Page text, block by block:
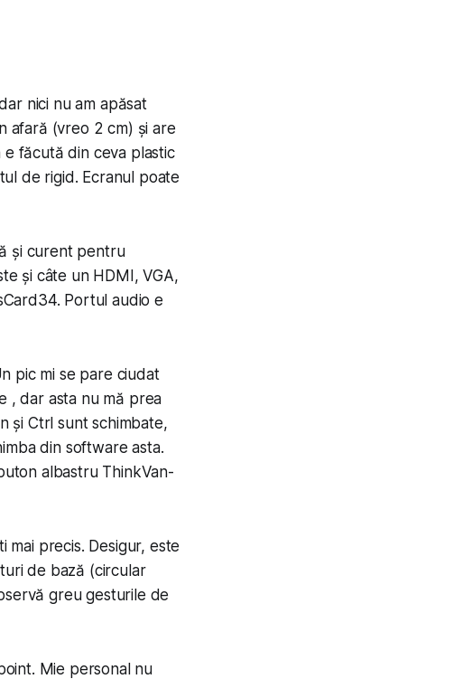
nici nu am apăsat
afară (vreo 2 cm) și are
făcută din ceva plastic
de rigid. Ecranul poate
și curent pentru
și câte un HDMI, VGA,
Portul audio e
pic mi se pare ciudat
, dar asta nu mă prea
și Ctrl sunt schimbate,
din software asta.
albastru ThinkVan­
precis. Desigur, este
de bază (circular
greu gesturile de
Mie personal nu